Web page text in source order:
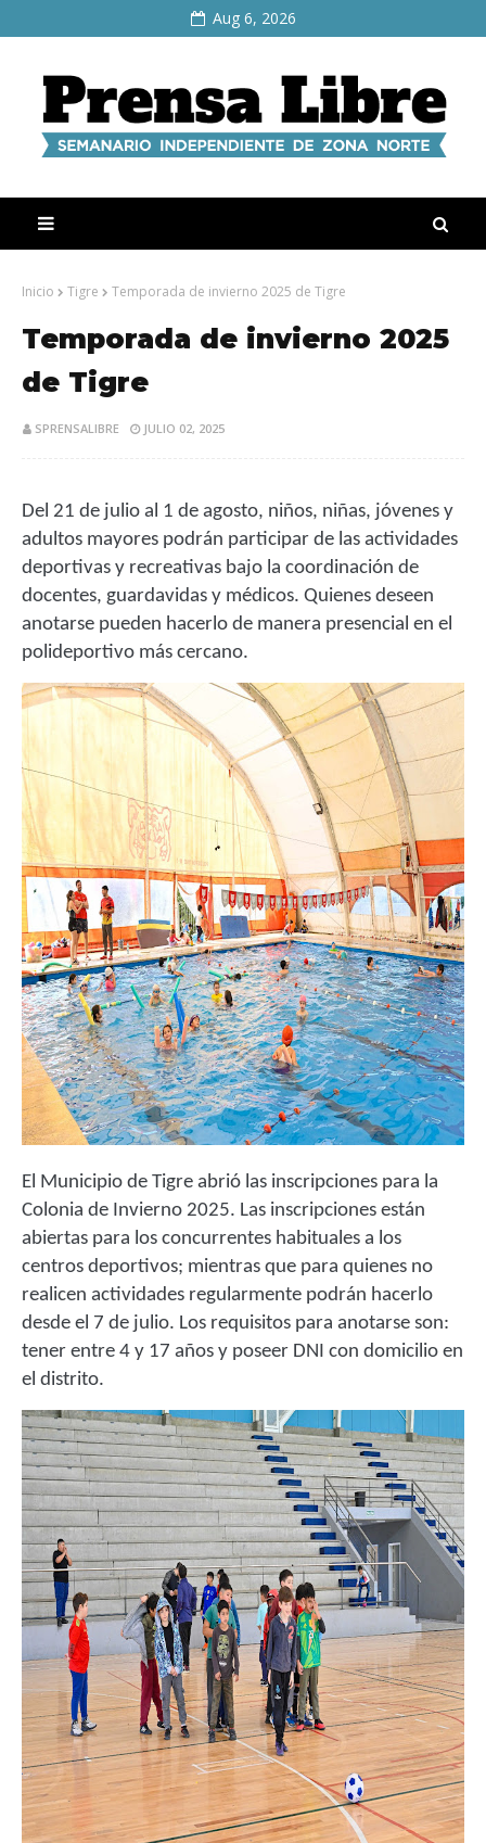
Aug 6, 2026
Inicio Tigre Temporada de invierno 2025 de Tigre
Temporada de invierno 2025
de Tigre
SPRENSALIBRE JULIO 02, 2025
Del 21 de julio al 1 de agosto, niños, niñas, jóvenes y
adultos mayores podrán participar de las actividades
deportivas y recreativas bajo la coordinación de
docentes, guardavidas y médicos. Quienes deseen
anotarse pueden hacerlo de manera presencial en el
polideportivo más cercano.
El Municipio de Tigre abrió las inscripciones para la
Colonia de Invierno 2025. Las inscripciones están
abiertas para los concurrentes habituales a los
centros deportivos; mientras que para quienes no
realicen actividades regularmente podrán hacerlo
desde el 7 de julio. Los requisitos para anotarse son:
tener entre 4 y 17 años y poseer DNI con domicilio en
el distrito.